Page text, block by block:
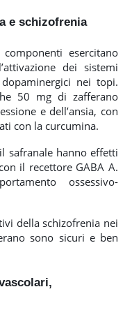
e schizofrenia
esercitano
dei sistemi
nei topi.
50 mg di zafferano
e dell’ansia, con
con la curcumina.
safranale hanno effetti
il recettore GABA A.
ossessivo-
della schizofrenia nei
sono sicuri e ben